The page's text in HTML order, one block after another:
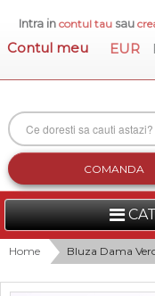
Intra in contul tausau
Contul meu EUR
COMANDA
FEMEI
BARBATI
Home Bluza Dama